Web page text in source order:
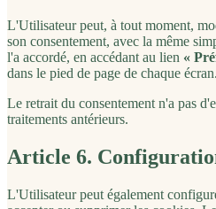
L'Utilisateur peut, à tout moment,
son consentement, avec la même
l'a accordé, en accédant au lien «
dans le pied de page de chaque écran.
Le retrait du consentement n'a pas
traitements antérieurs.
Article 6.
L'Utilisateur peut également